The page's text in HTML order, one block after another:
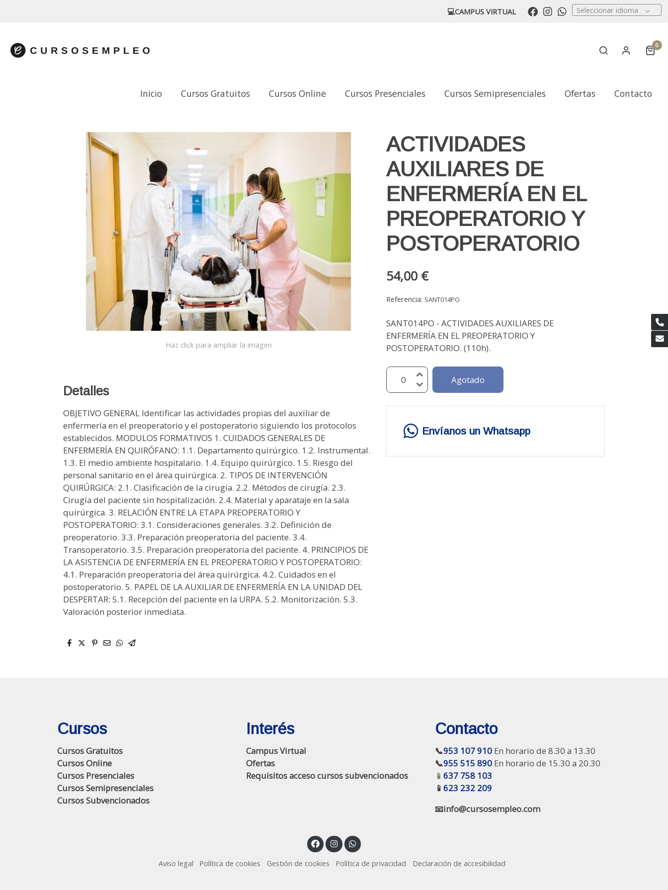
💻CAMPUS VIRTUAL Seleccionar idioma
0
Inicio Cursos Gratuitos Cursos Online Cursos Presenciales Cursos Semipresenciales Ofertas Contacto
Haz click para ampliar la imagen
Detalles
OBJETIVO GENERAL Identificar las actividades propias del auxiliar de
enfermería en el preoperatorio y el postoperatorio siguiendo los protocolos
establecidos. MODULOS FORMATIVOS 1. CUIDADOS GENERALES DE
ENFERMERÍA EN QUIRÓFANO: 1.1. Departamento quirúrgico. 1.2. Instrumental.
1.3. El medio ambiente hospitalario. 1.4. Equipo quirúrgico. 1.5. Riesgo del
personal sanitario en el área quirúrgica. 2. TIPOS DE INTERVENCIÓN
QUIRÚRGICA: 2.1. Clasificación de la cirugía. 2.2. Métodos de cirugía. 2.3.
Cirugía del paciente sin hospitalización. 2.4. Material y aparataje en la sala
quirúrgica. 3. RELACIÓN ENTRE LA ETAPA PREOPERATORIO Y
POSTOPERATORIO: 3.1. Consideraciones generales. 3.2. Definición de
preoperatorio. 3.3. Preparación preoperatoria del paciente. 3.4.
Transoperatorio. 3.5. Preparación preoperatoria del paciente. 4. PRINCIPIOS DE
LA ASISTENCIA DE ENFERMERÍA EN EL PREOPERATORIO Y POSTOPERATORIO:
4.1. Preparación preoperatoria del área quirúrgica. 4.2. Cuidados en el
postoperatorio. 5. PAPEL DE LA AUXILIAR DE ENFERMERÍA EN LA UNIDAD DEL
DESPERTAR: 5.1. Recepción del paciente en la URPA. 5.2. Monitorización. 5.3.
Valoración posterior inmediata.
ACTIVIDADES
AUXILIARES DE
ENFERMERÍA EN EL
PREOPERATORIO Y
POSTOPERATORIO
54,00 €
Referencia: SANT014PO
SANT014PO - ACTIVIDADES AUXILIARES DE
ENFERMERÍA EN EL PREOPERATORIO Y
POSTOPERATORIO. (110h).
Agotado
Envíanos un Whatsapp
Cursos
Cursos Gratuitos
Cursos Online
Cursos Presenciales
Cursos Semipresenciales
Cursos Subvencionados
Interés
Campus Virtual
Ofertas
Requisitos acceso cursos subvencionados
Contacto
📞953 107 910En horario de 8.30 a 13.30
📞955 515 890En horario de 15.30 a 20.30
📱 637 758 103
📱 623 232 209
📧info@cursosempleo.com
Aviso legal Política de cookies Gestión de cookies Política de privacidad Declaración de accesibilidad